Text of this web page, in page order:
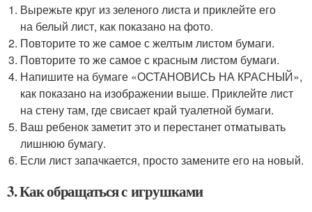
Вырежьте круг из зеленого листа и приклейте его
на белый лист, как показано на фото.
Повторите то же самое с желтым листом бумаги.
Повторите то же самое с красным листом бумаги.
Напишите на бумаге «ОСТАНОВИСЬ НА КРАСНЫЙ»,
как показано на изображении выше. Приклейте лист
на стену там, где свисает край туалетной бумаги.
Ваш ребенок заметит это и перестанет отматывать
лишнюю бумагу.
Если лист запачкается, просто замените его на новый.
3. Как обращаться с игрушками